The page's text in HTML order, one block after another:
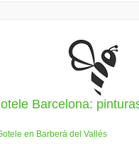
Barcelona:
en Barberá del Vallés